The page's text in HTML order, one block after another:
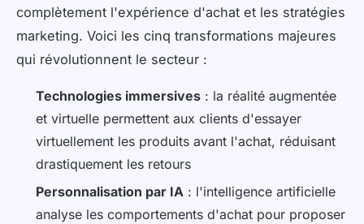
complètement l'expérience d'achat et les stratégies
marketing. Voici les cinq transformations majeures
qui révolutionnent le secteur :
Technologies immersives : la réalité augmentée
et virtuelle permettent aux clients d'essayer
virtuellement les produits avant l'achat, réduisant
drastiquement les retours
Personnalisation par IA : l'intelligence artificielle
analyse les comportements d'achat pour proposer